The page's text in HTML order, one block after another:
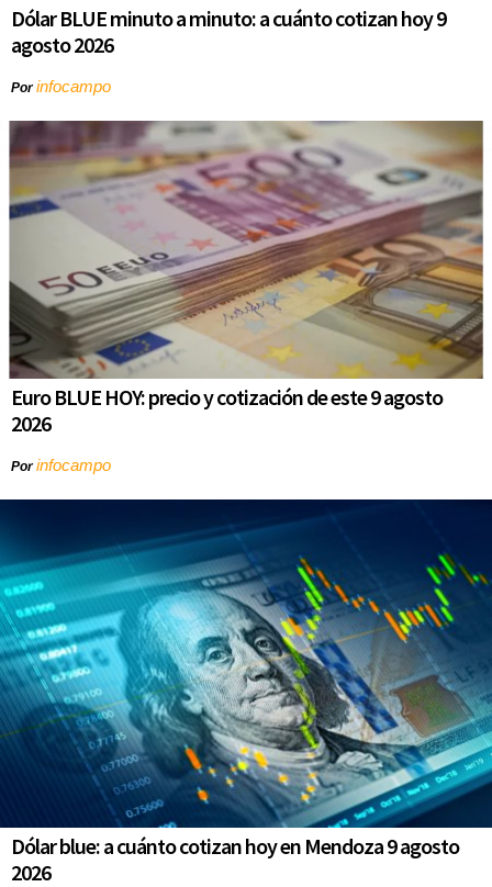
Dólar BLUE minuto a minuto: a cuánto cotizan hoy 9
agosto 2026
Porinfocampo
Euro BLUE HOY: precio y cotización de este 9 agosto
2026
Porinfocampo
Dólar blue: a cuánto cotizan hoy en Mendoza 9 agosto
2026